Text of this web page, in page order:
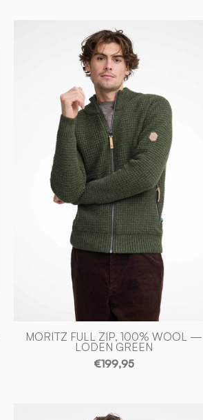
MORITZ
FULL
ZIP,
100%
ULL
—
LODEN
GREEN
-
Ivanhoe
of
Sweden
MORITZ FULL ZIP, 100% WOOL —
LODEN GREEN
€199,95
MORITZ